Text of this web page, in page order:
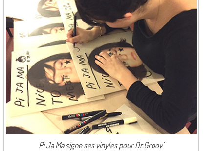
Pi Ja Ma signe ses vinyles pour Dr.Groov’